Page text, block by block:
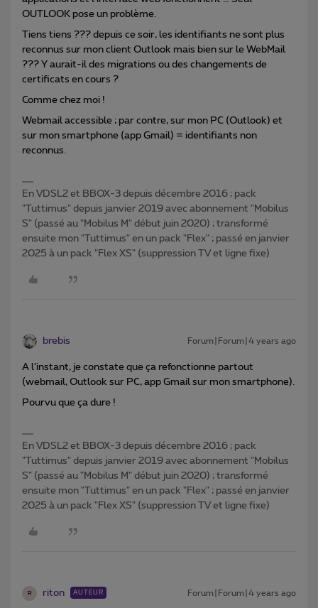
OUTLOOK pose un problème.
Tiens tiens ??? depuis ce soir, les identifiants ne sont plus
reconnus sur mon client Outlook mais bien sur le WebMail
??? Y aurait-il des migrations ou des changements de
certificats en cours ?
Comme chez moi !
Webmail accessible ; par contre, sur mon PC (Outlook) et
sur mon smartphone (app Gmail) = identifiants non
reconnus.
En VDSL2 et BBOX-3 depuis décembre 2016 ; pack
"Tuttimus" depuis janvier 2019 avec abonnement "Mobilus
S" (passé au "Mobilus M" début juin 2020) ; transformé
ensuite mon "Tuttimus" en un pack "Flex" ; passé en janvier
2025 à un pack "Flex XS" (suppression TV et ligne fixe)
brebis Forum|Forum|4 years ago
A l’instant, je constate que ça refonctionne partout
(webmail, Outlook sur PC, app Gmail sur mon smartphone).
Pourvu que ça dure !
En VDSL2 et BBOX-3 depuis décembre 2016 ; pack
"Tuttimus" depuis janvier 2019 avec abonnement "Mobilus
S" (passé au "Mobilus M" début juin 2020) ; transformé
ensuite mon "Tuttimus" en un pack "Flex" ; passé en janvier
2025 à un pack "Flex XS" (suppression TV et ligne fixe)
R riton AUTEUR Forum|Forum|4 years ago